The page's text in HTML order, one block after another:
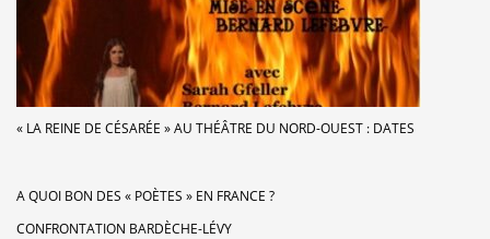
« LA REINE DE CÉSARÉE » AU THÉÂTRE DU NORD-OUEST : DATES
A QUOI BON DES « POÈTES » EN FRANCE ?
CONFRONTATION BARDÈCHE-LÉVY